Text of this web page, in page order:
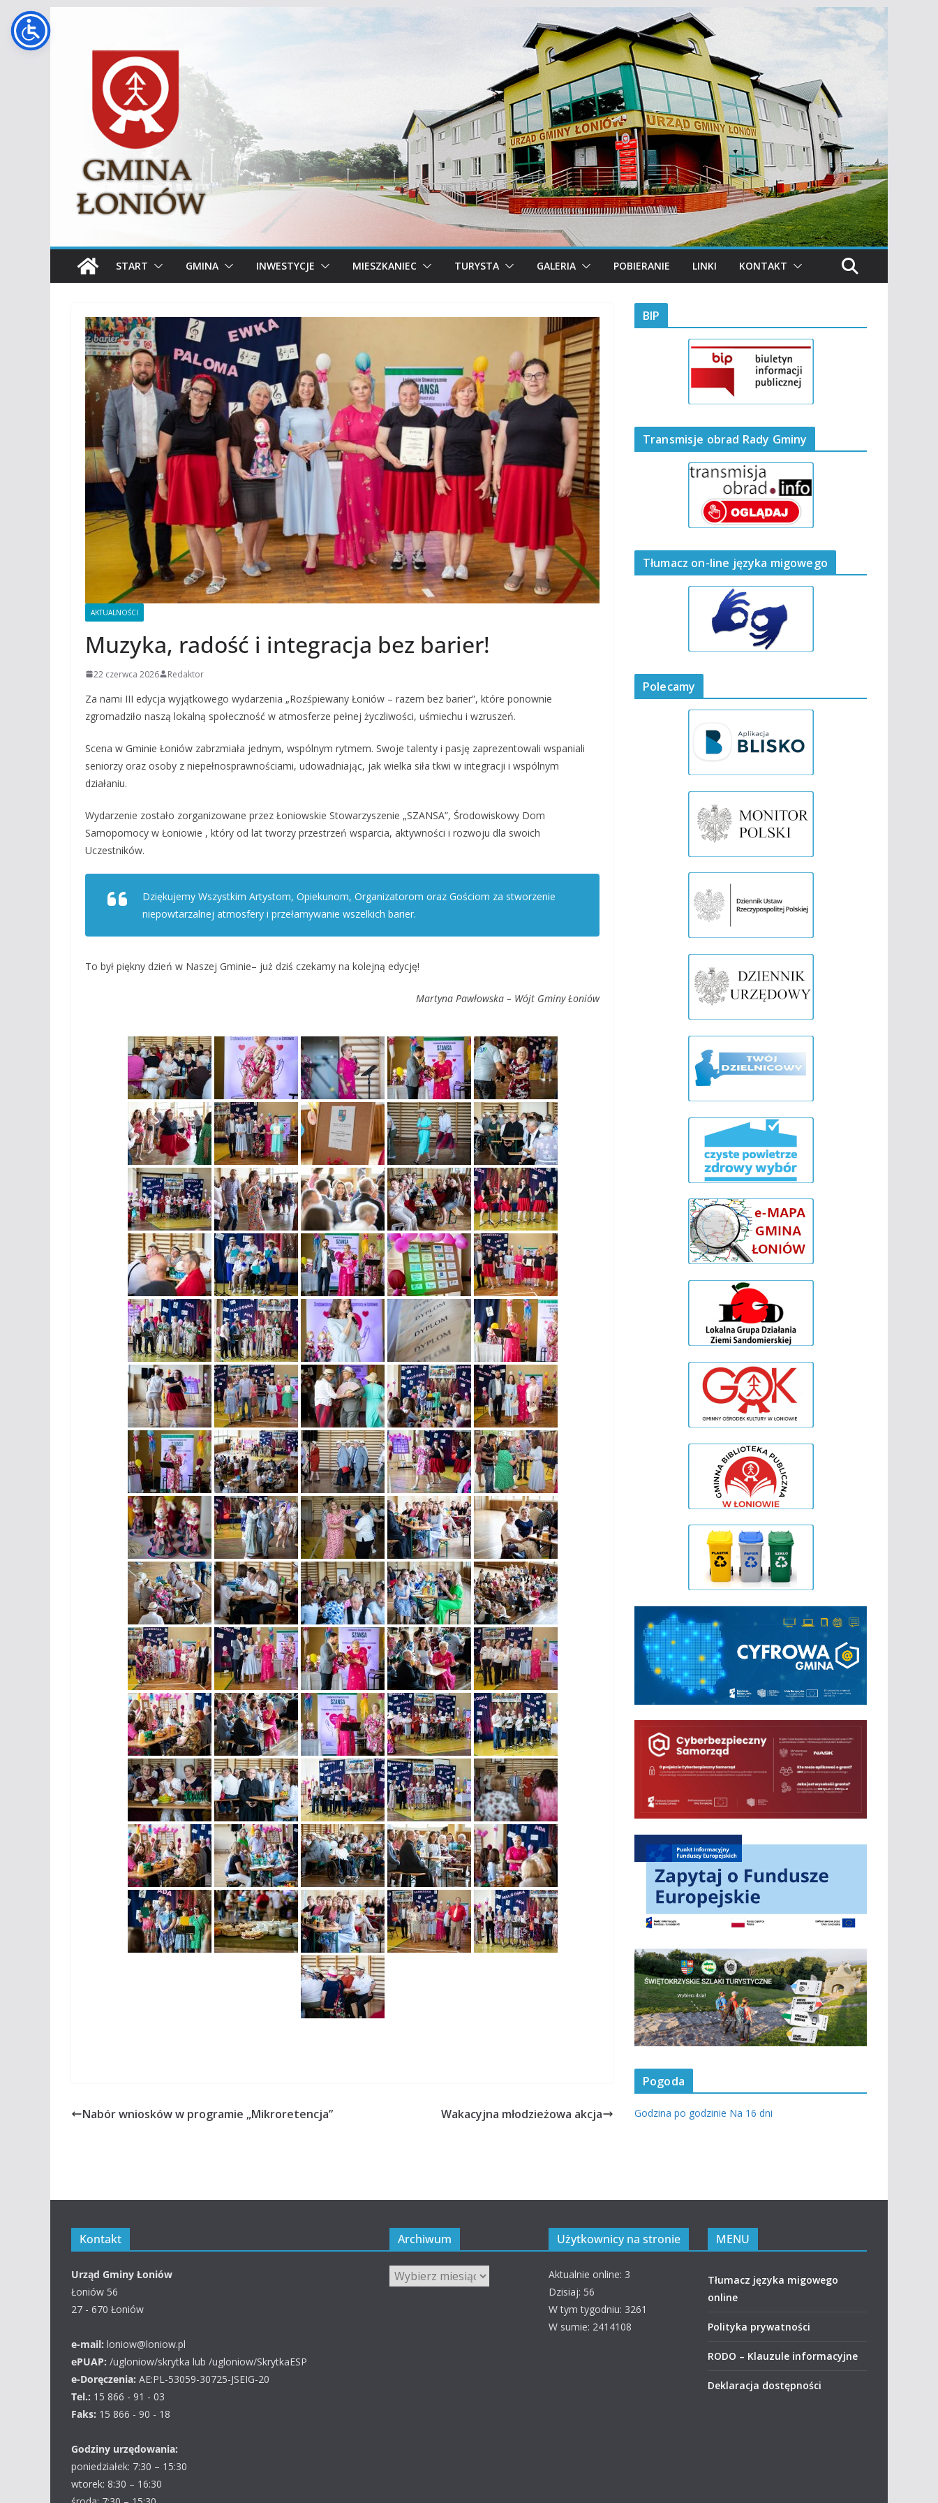
do
START GMINA INWESTYCJE MIESZKANIEC TURYSTA GALERIA POBIERANIE LINKI KONTAKT
AKTUALNOŚCI
Muzyka, radość i integracja bez barier!
22 czerwca 2026 Redaktor
Za nami III edycja wyjątkowego wydarzenia „Rozśpiewany Łoniów – razem bez barier”, które ponownie
zgromadziło naszą lokalną społeczność w atmosferze pełnej życzliwości, uśmiechu i wzruszeń.
Scena w Gminie Łoniów zabrzmiała jednym, wspólnym rytmem. Swoje talenty i pasję zaprezentowali wspaniali
seniorzy oraz osoby z niepełnosprawnościami, udowadniając, jak wielka siła tkwi w integracji i wspólnym
działaniu.
Wydarzenie zostało zorganizowane przez Łoniowskie Stowarzyszenie „SZANSA”, Środowiskowy Dom
Samopomocy w Łoniowie , który od lat tworzy przestrzeń wsparcia, aktywności i rozwoju dla swoich
Uczestników.
Dziękujemy Wszystkim Artystom, Opiekunom, Organizatorom oraz Gościom za stworzenie
niepowtarzalnej atmosfery i przełamywanie wszelkich barier.
To był piękny dzień w Naszej Gminie– już dziś czekamy na kolejną edycję!
Martyna Pawłowska – Wójt Gminy Łoniów
Nabór wniosków w programie „Mikroretencja” Wakacyjna młodzieżowa akcja
BIP
Transmisje obrad Rady Gminy
Tłumacz on-line języka migowego
Polecamy
Pogoda
Godzina po godzinie Na 16 dni
Kontakt
Urząd Gminy Łoniów
Łoniów 56
27 - 670 Łoniów
e-mail: loniow@loniow.pl
ePUAP: /ugloniow/skrytka lub /ugloniow/SkrytkaESP
e-Doręczenia: AE:PL-53059-30725-JSEIG-20
Tel.: 15 866 - 91 - 03
Faks: 15 866 - 90 - 18
Godziny urzędowania:
poniedziałek: 7:30 – 15:30
wtorek: 8:30 – 16:30
Archiwum
Archiwum
Użytkownicy na stronie
Aktualnie online: 3
Dzisiaj: 56
W tym tygodniu: 3261
W sumie: 2414108
MENU
Tłumacz języka migowego
online
Polityka prywatności
RODO – Klauzule informacyjne
Deklaracja dostępności